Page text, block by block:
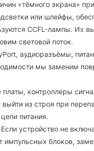
«тёмного экрана»
или шлейфы,
CCFL-лампы. Их
световой поток.
аудиоразъёмы,
мы заменим
платы, контроллеры
из строя при
питания.
Если устройство не
блоков,